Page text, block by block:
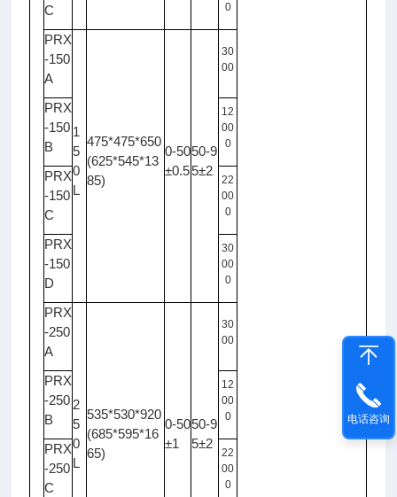
C
0
PRX
-150
A
1
5
0
L
475*475*650
(625*545*13
85)
0-50
±0.5
50-9
5±2
30
00
PRX
-150
B
12
00
0
PRX
-150
C
22
00
0
PRX
-150
D
30
00
0
PRX
-250
A
2
5
0
L
535*530*920
(685*595*16
65)
0-50
±1
50-9
5±2
30
00
PRX
-250
B
12
00
0
PRX
-250
C
22
00
0
电话咨询